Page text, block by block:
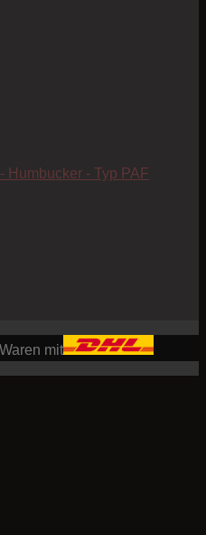
Humbucker - Typ PAF
mit